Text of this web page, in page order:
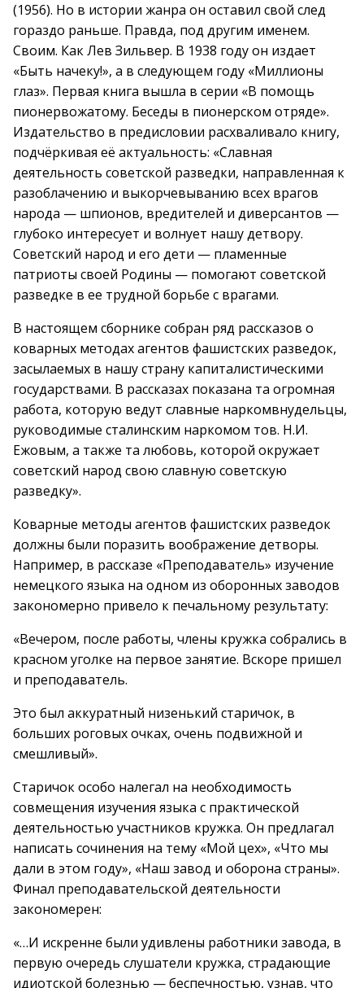
(1956). Но в истории жанра он оставил свой след
гораздо раньше. Правда, под другим именем.
Своим. Как Лев Зильвер. В 1938 году он издает
«Быть начеку!», а в следующем году «Миллионы
глаз». Первая книга вышла в серии «В помощь
пионервожатому. Беседы в пионерском отряде».
Издательство в предисловии расхваливало книгу,
подчёркивая её актуальность: «Славная
деятельность советской разведки, направленная к
разоблачению и выкорчевыванию всех врагов
народа — шпионов, вредителей и диверсантов —
глубоко интересует и волнует нашу детвору.
Советский народ и его дети — пламенные
патриоты своей Родины — помогают советской
разведке в ее трудной борьбе с врагами.
В настоящем сборнике собран ряд рассказов о
коварных методах агентов фашистских разведок,
засылаемых в нашу страну капиталистическими
государствами. В рассказах показана та огромная
работа, которую ведут славные наркомвнудельцы,
руководимые сталинским наркомом тов. Н.И.
Ежовым, а также та любовь, которой окружает
советский народ свою славную советскую
разведку».
Коварные методы агентов фашистских разведок
должны были поразить воображение детворы.
Например, в рассказе «Преподаватель» изучение
немецкого языка на одном из оборонных заводов
закономерно привело к печальному результату:
«Вечером, после работы, члены кружка собрались в
красном уголке на первое занятие. Вскоре пришел
и преподаватель.
Это был аккуратный низенький старичок, в
больших роговых очках, очень подвижной и
смешливый».
Старичок особо налегал на необходимость
совмещения изучения языка с практической
деятельностью участников кружка. Он предлагал
написать сочинения на тему «Мой цех», «Что мы
дали в этом году», «Наш завод и оборона страны».
Финал преподавательской деятельности
закономерен:
«…И искренне были удивлены работники завода, в
первую очередь слушатели кружка, страдающие
идиотской болезнью — беспечностью, узнав, что